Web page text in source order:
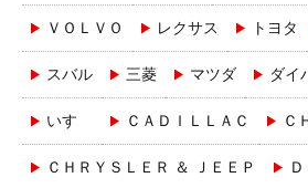
ＶＯＬＶＯ レクサス トヨタ
スバル 三菱 マツダ ダイ
いすゞ ＣＡＤＩＬＬＡＣ Ｃ
ＣＨＲＹＳＬＥＲ ＆ ＪＥＥＰ